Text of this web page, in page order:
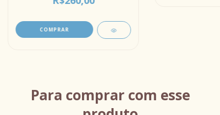
COMPRAR
Para comprar com esse